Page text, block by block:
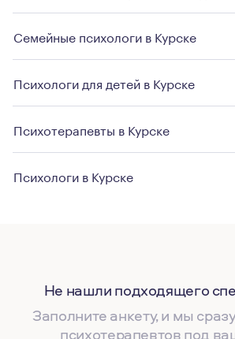
Семейные психологи в Курске
Психологи для детей в Курске
Психотерапевты в Курске
Психологи в Курске
Не нашли подходящего
Заполните анкету, и мы
психотерапевтов под